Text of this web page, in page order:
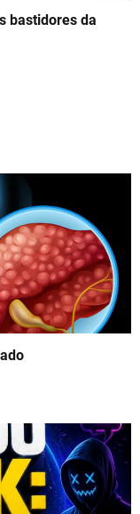
bastidores da